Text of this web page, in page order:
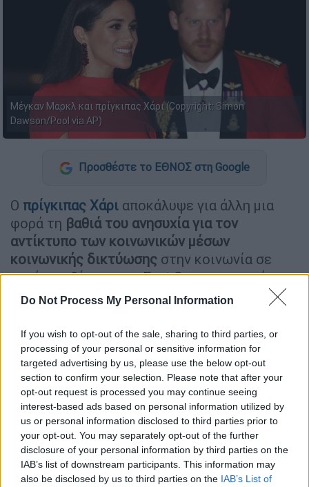
Do Not Process My Personal Information
If you wish to opt-out of the sale, sharing to third parties, or
processing of your personal or sensitive information for
targeted advertising by us, please use the below opt-out
section to confirm your selection. Please note that after your
opt-out request is processed you may continue seeing
interest-based ads based on personal information utilized by
us or personal information disclosed to third parties prior to
your opt-out. You may separately opt-out of the further
disclosure of your personal information by third parties on the
IAB’s list of downstream participants. This information may
also be disclosed by us to third parties on the IAB’s List of
Μέγκαν Μαρκλ και πρίγκιπας Χάρι (Copyright: Simon
Dawson/Pool via AP)
Προσθέστε το ΕΘΝΟΣ στη Google
Ο πρίγκιπας Χάρι αποκάλυψε για άλλη μια
φορά τη βαθιά του ανησυχία για τον
αντίκτυπο των κοινωνικών μέσων
κοινωνικής δικτύωσης στην κοινωνία σε
συνέντευξή του στο Fast Company μετά την
επίθεση στο Καπιτώλιο των ΗΠΑ.
για τις εταιρείες μέσων κοινωνικής
δικτύωσηςόσον αφορά τη διαχείριση της
τεράστιαςπαραπληροφόρησηςπου
διαδίδεται τόσο εύκολα στο διαδίκτυο, το
μέλος της βασιλικής οικογένειας του
Ηνωμένου Βασιλείου δήλωσε ότι πιστεύει
ότι είναι μια σοβαρή απειλή για τη
δημοκρατία.